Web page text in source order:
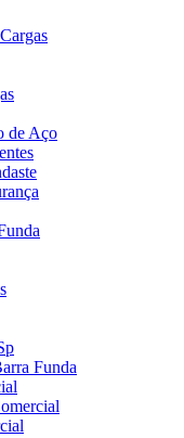
de Aço
Funda